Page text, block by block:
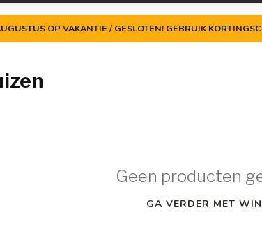
OP VAKANTIE / GESLOTEN! GEBRUIK
Geen producten
GA VERDER MET